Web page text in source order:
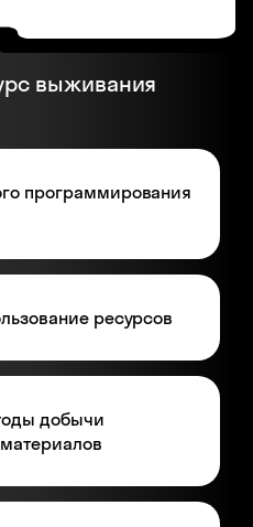
выживания
программирования
ресурсов
добычи